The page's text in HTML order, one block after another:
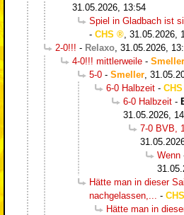
31.05.2026, 13:54
Spiel in Gladbach ist
- CHS
31.05.2026,
2-0!!! - Relaxo 31.05.2026,
4-0!!! mittlerweile - Smeller
5-0 - Smeller
6-0 Halbzeit - CHS
6-0 Halbzeit -
31.05.2026,
7-0 BVB,
Wenn
Hätte man in dieser
nachgelassen,...
- CHS
Hätte man in